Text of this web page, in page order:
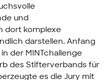
und
dort komplexe
darstellen. Anfang
der MINTchallenge
des Stifterverbands für
es die Jury mit